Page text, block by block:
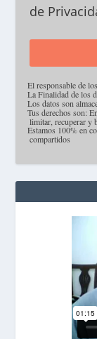
de
El responsable de
La Finalidad de los
Los datos son
Tus derechos son:
limitar, recuperar y
Estamos 100% en
compartidos